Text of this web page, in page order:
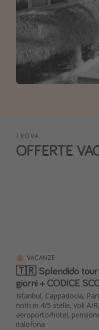
TROVA
OFFERTE
VACANZE
🇹🇷 Splendido tour
giorni + CODICE
Istanbul, Cappadocia,
notti in 4/5 stelle, voli A/
aeroporto/hotel,
italofona